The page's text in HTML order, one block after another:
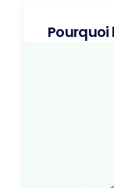
Pourquoi